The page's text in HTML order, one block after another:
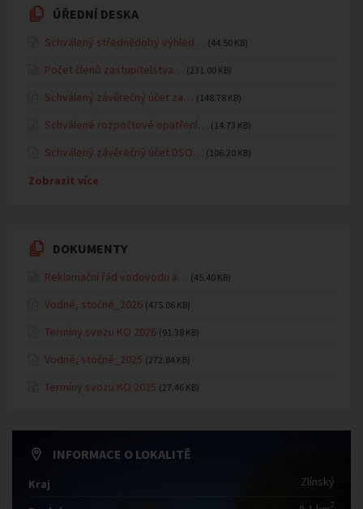
ÚŘEDNÍ DESKA
Schválený střednědobý výhled… (44.50 KB)
Počet členů zastupitelstva… (231.00 KB)
Schválený závěrečný účet za… (148.78 KB)
Schválené rozpočtové opatření… (14.73 KB)
Schválený závěrečný účet DSO… (106.20 KB)
Zobrazit více
DOKUMENTY
Reklamační řád vodovodu a… (45.40 KB)
Vodné, stočné_2026 (475.06 KB)
Termíny svozu KO 2026 (91.38 KB)
Vodné, stočné_2025 (272.84 KB)
Termíny svozu KO 2025 (27.46 KB)
INFORMACE O LOKALITĚ
Kraj Zlínský
2